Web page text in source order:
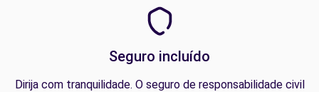
Seguro incluído
Dirija com tranquilidade. O seguro de responsabilidade civil